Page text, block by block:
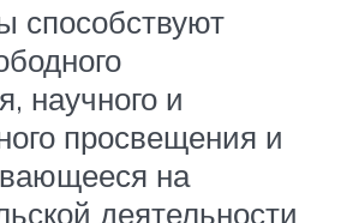
способствуют
научного и
просвещения и
на
деятельности